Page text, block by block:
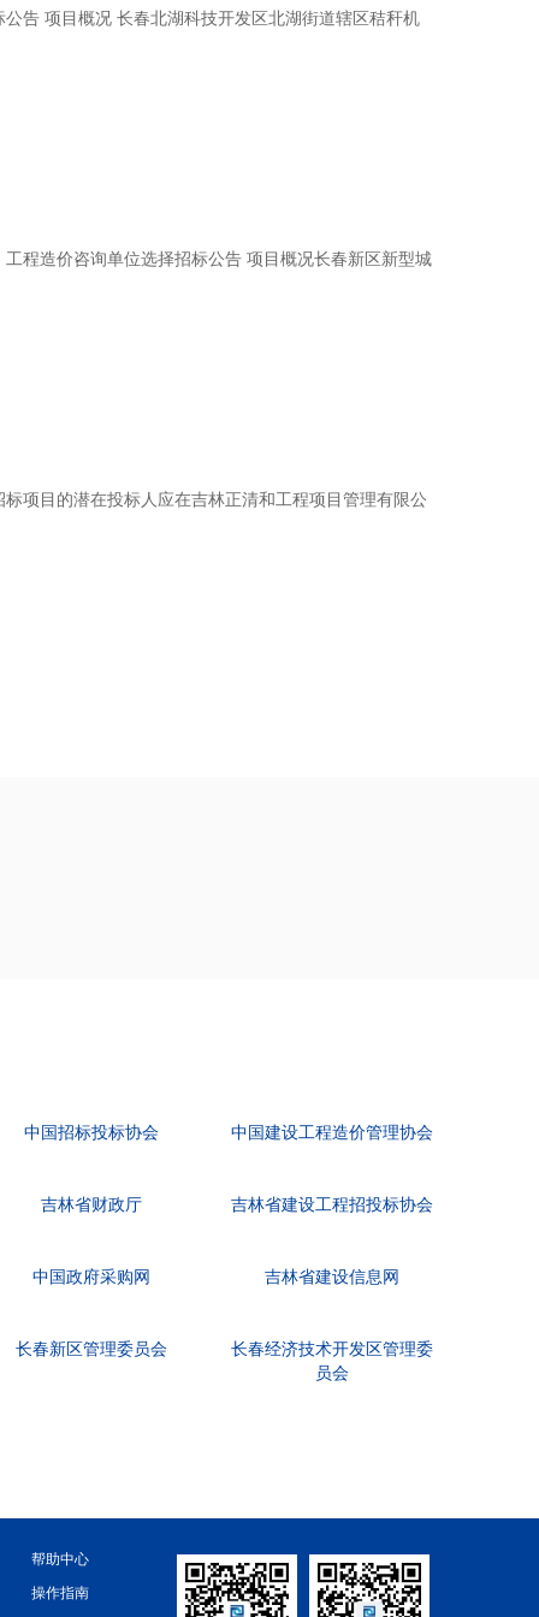
告 项目概况 长春北湖科技开发区北湖街道辖区秸秆机
程造价咨询单位选择招标公告 项目概况长春新区新型城
项目的潜在投标人应在吉林正清和工程项目管理有限公
中国招标投标协会 中国建设工程造价管理协会
吉林省财政厅 吉林省建设工程招投标协会
中国政府采购网 吉林省建设信息网
长春新区管理委员会
长春经济技术开发区管理委
员会
帮助中心
操作指南